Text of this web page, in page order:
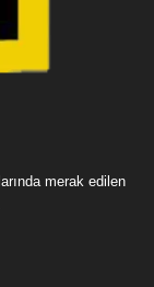
merak edilen